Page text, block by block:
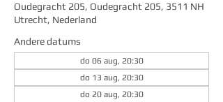
Oudegracht 205, Oudegracht 205, 3511 NH
Utrecht, Nederland
Andere datums
do 06 aug, 20:30
do 13 aug, 20:30
do 20 aug, 20:30